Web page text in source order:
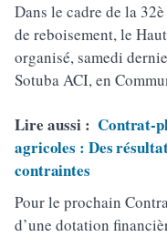
Dans le cadre de la
de reboisement, le
organisé, samedi
Sotuba ACI, en
Lire aussi : Contrat-
agricoles : Des
contraintes
Pour le prochain
d’une dotation